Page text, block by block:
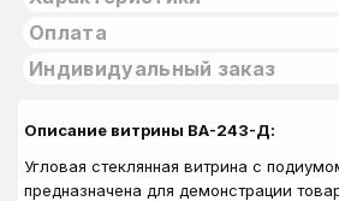
Оплата
Индивидуальный заказ
Описание витрины ВА-243-Д:
Угловая стеклянная витрина с
предназначена для демонстрации